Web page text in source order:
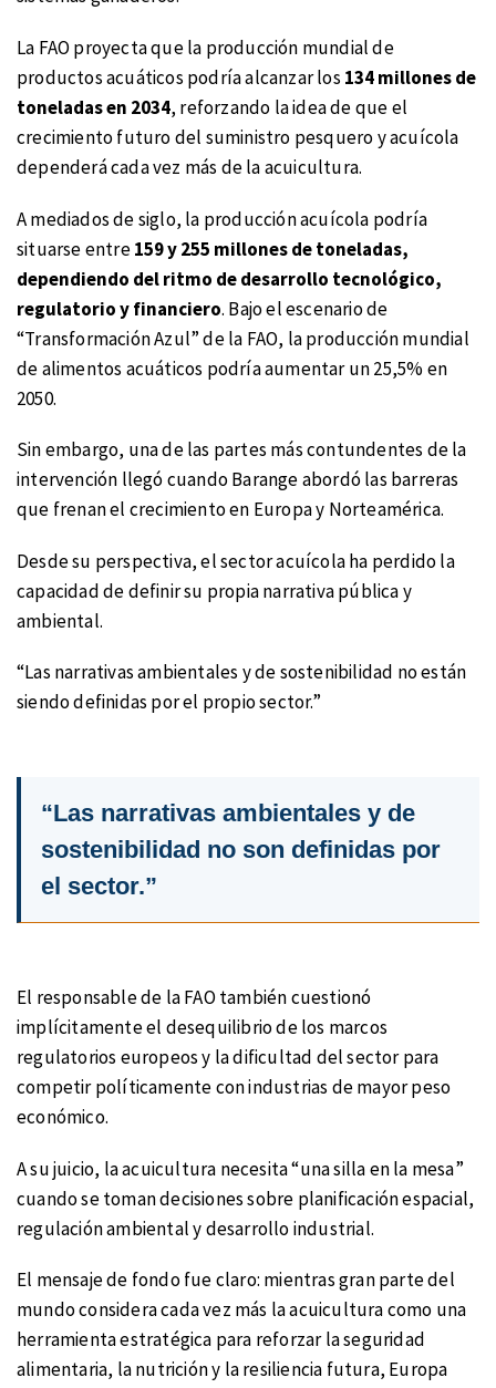
La FAO proyecta que la producción mundial de
productos acuáticos podría alcanzar los 134 millones de
toneladas en 2034, reforzando la idea de que el
crecimiento futuro del suministro pesquero y acuícola
dependerá cada vez más de la acuicultura.
A mediados de siglo, la producción acuícola podría
situarse entre159 y 255 millones de toneladas,
dependiendo del ritmo de desarrollo tecnológico,
regulatorio y financiero. Bajo el escenario de
“Transformación Azul” de la FAO, la producción mundial
de alimentos acuáticos podría aumentar un 25,5% en
2050.
Sin embargo, una de las partes más contundentes de la
intervención llegó cuando Barange abordó las barreras
que frenan el crecimiento en Europa y Norteamérica.
Desde su perspectiva, el sector acuícola ha perdido la
capacidad de definir su propia narrativa pública y
ambiental.
“Las narrativas ambientales y de sostenibilidad no están
siendo definidas por el propio sector.”
“Las narrativas ambientales y de
sostenibilidad no son definidas por
el sector.”
El responsable de la FAO también cuestionó
implícitamente el desequilibrio de los marcos
regulatorios europeos y la dificultad del sector para
competir políticamente con industrias de mayor peso
económico.
A su juicio, la acuicultura necesita “una silla en la mesa”
cuando se toman decisiones sobre planificación espacial,
regulación ambiental y desarrollo industrial.
El mensaje de fondo fue claro: mientras gran parte del
mundo considera cada vez más la acuicultura como una
herramienta estratégica para reforzar la seguridad
alimentaria, la nutrición y la resiliencia futura, Europa